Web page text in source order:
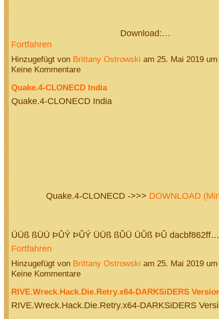
Download:…
Fortfahren
Hinzugefügt von Brittany Ostrowski am 25. Mai 2019
Keine Kommentare
Quake.4-CLONECD India
Quake.4-CLONECD India
Quake.4-CLONECD ->>> DOWNLOAD
ÜÜß ßÜÜ ÞÛÝ ÞÛÝ ÜÜß ßÛÜ ÜÛß ÞÛ dacbf862ff…
Fortfahren
Hinzugefügt von Brittany Ostrowski am 25. Mai 2019
Keine Kommentare
RIVE.Wreck.Hack.Die.Retry.x64-DARKSiDERS
RIVE.Wreck.Hack.Die.Retry.x64-DARKSiDERS